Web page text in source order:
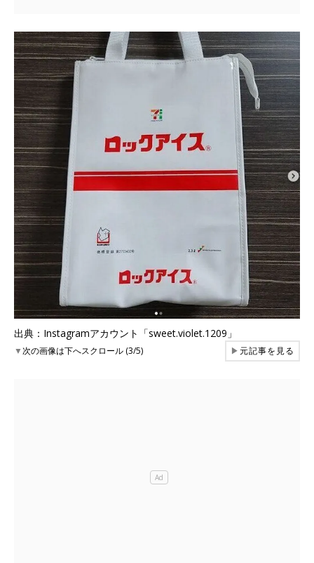
出典：Instagramアカウント「sweet.violet.1209」
▼次の画像は下へスクロール (3/5) ▶元記事を見る